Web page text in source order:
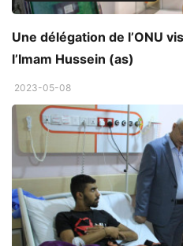
Une délégation de l’ONU
l’Imam Hussein (as)
2023-05-08